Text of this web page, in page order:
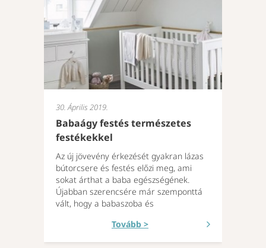
30. Április 2019.
Babaágy festés természetes
festékekkel
Az új jövevény érkezését gyakran lázas
bútorcsere és festés előzi meg, ami
sokat árthat a baba egészségének.
Újabban szerencsére már szemponttá
vált, hogy a babaszoba és
Tovább >